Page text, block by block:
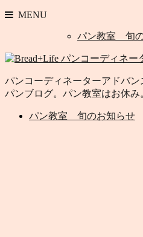
MENU
パン教室 旬
パンコーディネーターアドバ
パンブログ。パン教室はお休み
パン教室 旬のお知らせ